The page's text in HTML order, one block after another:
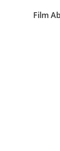
Film